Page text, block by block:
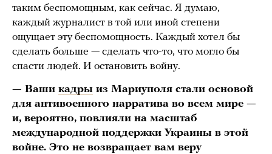
таким беспомощным, как сейчас. Я думаю,
каждый журналист в той или иной степени
ощущает эту беспомощность. Каждый хотел бы
сделать больше — сделать что-то, что могло бы
спасти людей. И остановить войну.
— Ваши кадры из Мариуполя стали основой
для антивоенного нарратива во всем мире —
и, вероятно, повлияли на масштаб
международной поддержки Украины в этой
войне. Это не возвращает вам веру